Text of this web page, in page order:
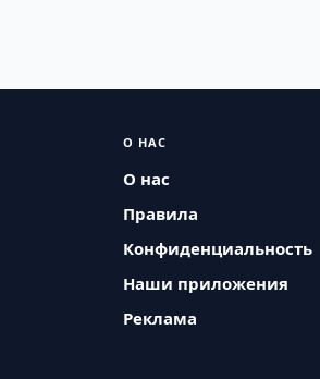
О НАС
О нас
Правила
Конфиденциальность
Наши приложения
Реклама